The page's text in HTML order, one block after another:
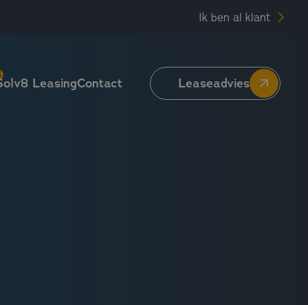
Ik ben al klant
LeasingContact Leaseadvies